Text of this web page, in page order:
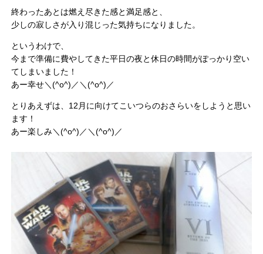
終わったあとは燃え尽きた感と満足感と、
少しの寂しさが入り混じった気持ちになりました。
というわけで、
今まで準備に費やしてきた平日の夜と休日の時間がぽっかり空い
てしまいました！
あー幸せ＼(^o^)／＼(^o^)／
とりあえずは、12月に向けてこいつらのおさらいをしようと思い
ます！
あー楽しみ＼(^o^)／＼(^o^)／